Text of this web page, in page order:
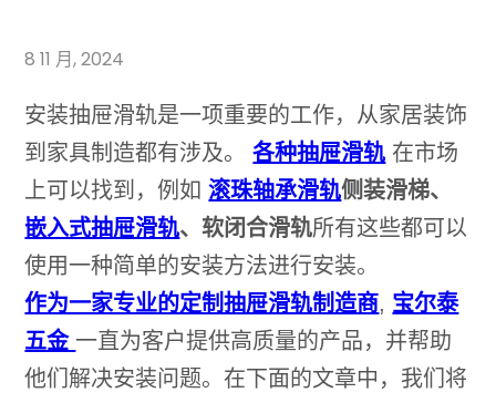
8 11 月, 2024
安装抽屉滑轨是一项重要的工作，从家居装饰
到家具制造都有涉及。各种抽屉滑轨在市场
上可以找到，例如 滚珠轴承滑轨侧装滑梯、
嵌入式抽屉滑轨、软闭合滑轨所有这些都可以
使用一种简单的安装方法进行安装。
作为一家专业的定制抽屉滑轨制造商, 宝尔泰
五金 一直为客户提供高质量的产品，并帮助
他们解决安装问题。在下面的文章中，我们将